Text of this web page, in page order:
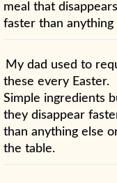
meal that disappears
faster than anything
My dad used to
these every Easter.
Simple ingredients
they disappear
than anything else
the table.